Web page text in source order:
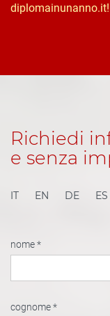
diplomainunanno.it!
Richiedi
e senza
IT EN DE ES
nome *
cognome *